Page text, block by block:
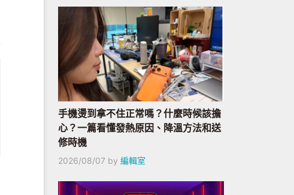
手機燙到拿不住正常嗎？什麼時候該擔
心？一篇看懂發熱原因、降溫方法和送
修時機
2026/08/07 by 編輯室